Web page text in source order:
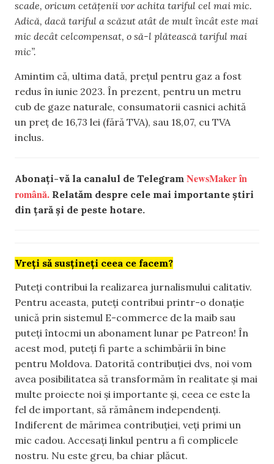
scade, oricum cetățenii vor achita tariful cel mai mic.
Adică, dacă tariful a scăzut atât de mult încât este mai
mic decât celcompensat, o să-l plătească tariful mai
mic”.
Amintim că, ultima dată, prețul pentru gaz a fost
redus în iunie 2023. În prezent, pentru un metru
cub de gaze naturale, consumatorii casnici achită
un preț de 16,73 lei (fără TVA), sau 18,07, cu TVA
inclus.
Abonați-vă la canalul de Telegram NewsMaker în
română. Relatăm despre cele mai importante știri
din țară și de peste hotare.
Vreți să susțineți ceea ce facem?
Puteți contribui la realizarea jurnalismului calitativ.
Pentru aceasta, puteți contribui printr-o donație
unică prin sistemul E-commerce de la maib sau
puteți întocmi un abonament lunar pe Patreon! În
acest mod, puteți fi parte a schimbării în bine
pentru Moldova. Datorită contribuției dvs, noi vom
avea posibilitatea să transformăm în realitate și mai
multe proiecte noi și importante și, ceea ce este la
fel de important, să rămânem independenți.
Indiferent de mărimea contribuției, veți primi un
mic cadou. Accesați linkul pentru a fi complicele
nostru. Nu este greu, ba chiar plăcut.